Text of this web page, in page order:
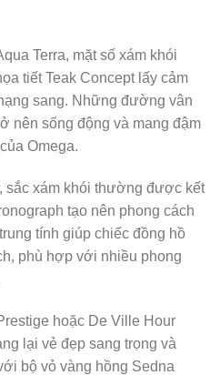
Terra, mặt số xám khói
tiết Teak Concept lấy cảm
sang. Những đường vân
nên sống động và mang đậm
Omega.
sắc xám khói thường được kết
tạo nên phong cách
tính giúp chiếc đồng hồ
phù hợp với nhiều phong
hoặc De Ville Hour
lại vẻ đẹp sang trọng và
bộ vỏ vàng hồng Sedna